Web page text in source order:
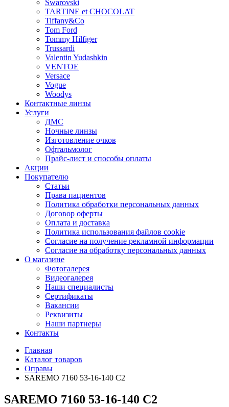
Swarovski
TARTINE et CHOCOLAT
Tiffany&Co
Tom Ford
Tommy Hilfiger
Trussardi
Valentin Yudashkin
VENTOE
Versace
Vogue
Woodys
Контактные линзы
Услуги
ДМС
Ночные линзы
Изготовление очков
Офтальмолог
Прайс-лист и способы оплаты
Акции
Покупателю
Статьи
Права пациентов
Политика обработки персональных данных
Договор оферты
Оплата и доставка
Политика использования файлов cookie
Согласие на получение рекламной информации
Согласие на обработку персональных данных
О магазине
Фотогалерея
Видеогалерея
Наши специалисты
Сертификаты
Вакансии
Реквизиты
Наши партнеры
Контакты
Главная
Каталог товаров
Оправы
SAREMO 7160 53-16-140 C2
SAREMO 7160 53-16-140 C2